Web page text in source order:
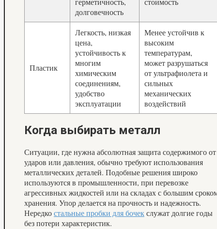
долговечность
Пластик
Легкость, низкая
цена,
устойчивость к
многим
химическим
соединениям,
удобство
эксплуатации
Менее устойчив к
высоким
температурам,
может разрушаться
от ультрафиолета и
сильных
механических
воздействий
Когда выбирать металл
Ситуации, где нужна абсолютная защита содержимого от
ударов или давления, обычно требуют использования
металлических деталей. Подобные решения широко
используются в промышленности, при перевозке
агрессивных жидкостей или на складах с большим
хранения. Упор делается на прочность и надежность.
Нередкостальные пробки для бочекслужат долгие годы
без потери характеристик.